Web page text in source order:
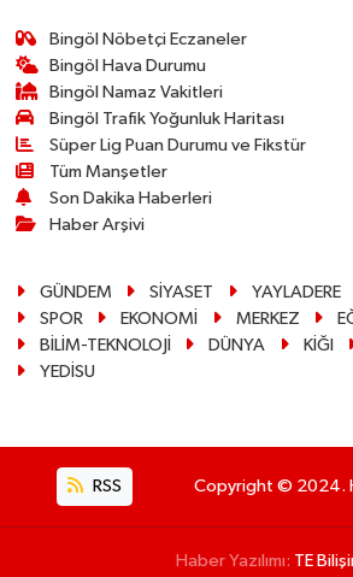
Bingöl Nöbetçi Eczaneler
Bingöl Hava Durumu
Bingöl Namaz Vakitleri
Bingöl Trafik Yoğunluk Haritası
Süper Lig Puan Durumu ve Fikstür
Tüm Manşetler
Son Dakika Haberleri
Haber Arşivi
GÜNDEM SİYASET YAYLADERE
SPOR
EKONOMİ MERKEZ
BİLİM-TEKNOLOJİ
DÜNYA KİĞI
YEDİSU
RSS Copyright © 2024.
Haber Yazılımı: TE